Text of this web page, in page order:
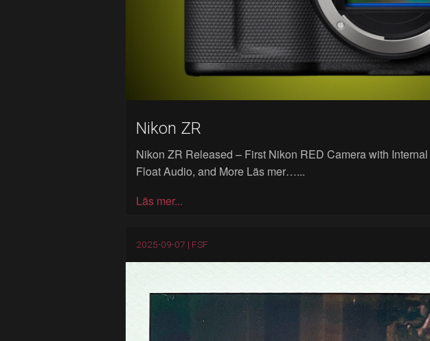
Nikon ZR
Nikon ZR Released – First Nikon RED Camera with
Float Audio, and More Läs mer…...
Läs mer...
2025-09-07 | FSF